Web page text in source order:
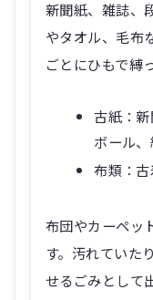
新聞紙、雑誌、
やタオル、毛布
ごとにひもで縛
古紙：
ボール
布類：
布団やカーペッ
す。汚れていた
せるごみとして